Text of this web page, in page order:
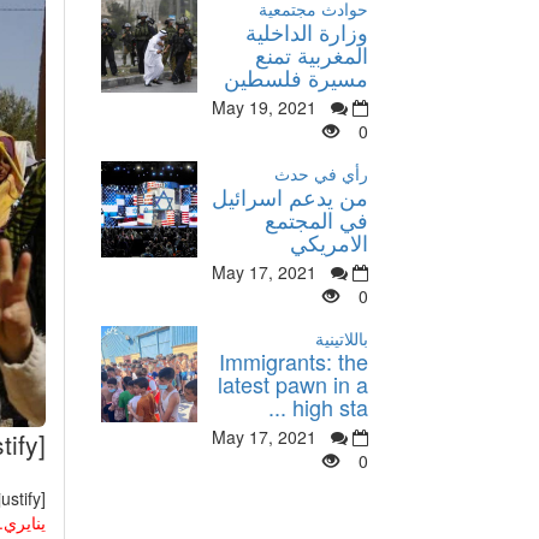
[justify]اليوم العالمي للمرأة ليس فقط في 8 مارس
[justify]اليوم العالمي للمرأة ليس فقط في 8 مارس
حوادث مجتمعية
وزارة الداخلية
المغربية تمنع
مسيرة فلسطين
May 19, 2021
0
رأي في حدث
من يدعم اسرائيل
في المجتمع
الامريكي
May 17, 2021
0
باللاتينية
Immigrants: the
latest pawn in a
high sta ...
May 17, 2021
0